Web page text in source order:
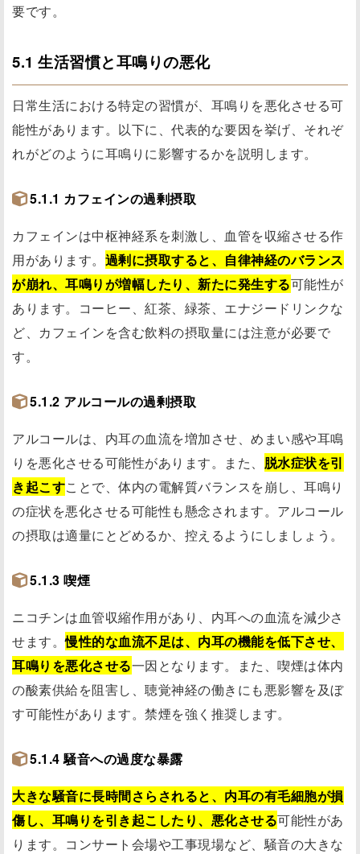
要です。
5.1 生活習慣と耳鳴りの悪化
日常生活における特定の習慣が、耳鳴りを悪化させる可
能性があります。以下に、代表的な要因を挙げ、それぞ
れがどのように耳鳴りに影響するかを説明します。
5.1.1 カフェインの過剰摂取
カフェインは中枢神経系を刺激し、血管を収縮させる作
用があります。 過剰に摂取すると、自律神経のバランス
が崩れ、耳鳴りが増幅したり、新たに発生する可能性が
あります。コーヒー、紅茶、緑茶、エナジードリンクな
ど、カフェインを含む飲料の摂取量には注意が必要で
す。
5.1.2 アルコールの過剰摂取
アルコールは、内耳の血流を増加させ、めまい感や耳鳴
りを悪化させる可能性があります。また、 脱水症状を引
き起こすことで、体内の電解質バランスを崩し、耳鳴り
の症状を悪化させる可能性も懸念されます。アルコール
の摂取は適量にとどめるか、控えるようにしましょう。
5.1.3 喫煙
ニコチンは血管収縮作用があり、内耳への血流を減少さ
せます。慢性的な血流不足は、内耳の機能を低下させ、
耳鳴りを悪化させる一因となります。また、喫煙は体内
の酸素供給を阻害し、聴覚神経の働きにも悪影響を及ぼ
す可能性があります。禁煙を強く推奨します。
5.1.4 騒音への過度な暴露
大きな騒音に長時間さらされると、内耳の有毛細胞が損
傷し、耳鳴りを引き起こしたり、悪化させる可能性があ
ります。コンサート会場や工事現場など、騒音の大きな